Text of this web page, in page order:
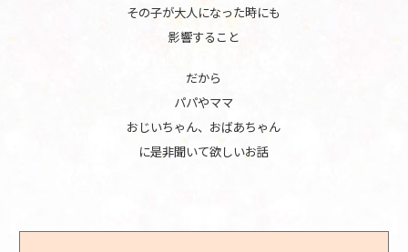
その子が大人になった時にも
影響すること
だから
パパやママ
おじいちゃん、おばあちゃん
に是非聞いて欲しいお話